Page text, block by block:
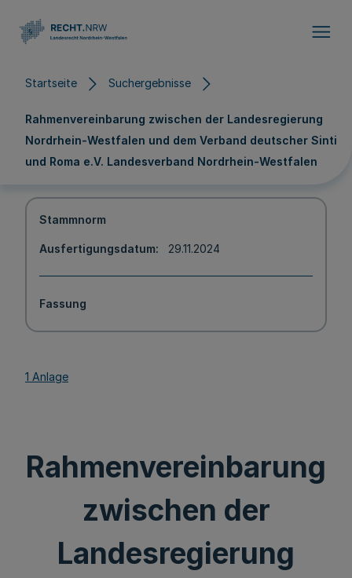
Startseite Suchergebnisse
Rahmenvereinbarung zwischen der Landesregierung
Nordrhein-Westfalen und dem Verband deutscher Sinti
und Roma e.V. Landesverband Nordrhein-Westfalen
Stammnorm
Ausfertigungsdatum 29.11.2024
Fassung
1 Anlage
Rahmenvereinbarung
zwischen der
Landesregierung